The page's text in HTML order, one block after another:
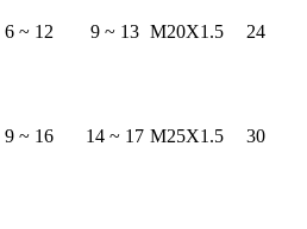
6 ~ 12 9 ~ 13 M20X1.5 24
9 ~ 16 14 ~ 17 M25X1.5 30